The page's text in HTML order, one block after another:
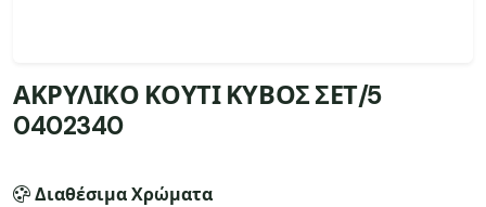
ΑΚΡΥΛΙΚΟ ΚΟΥΤΙ ΚΥΒΟΣ ΣΕΤ/5
0402340
Διαθέσιμα Χρώματα